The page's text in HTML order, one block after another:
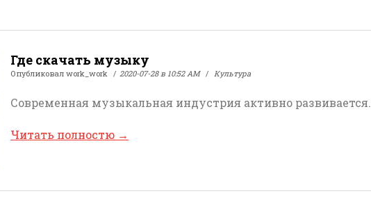
Где скачать музыку
Опубликовал work_work 2020-07-28 в 10:52 AM Культура
Современная музыкальная индустрия активно развивается.
Читать полностю →